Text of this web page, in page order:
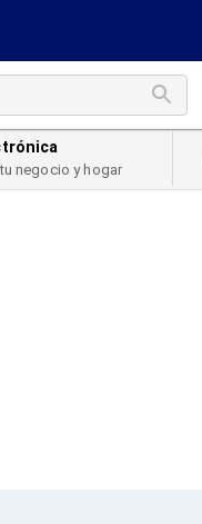
negocio y hogar